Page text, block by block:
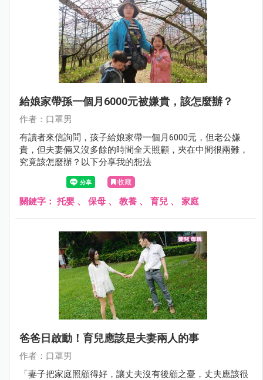
給娘家帶孫一個月6000元被嫌貴，該怎麼辦？
作者：口罩男
有讀者來信詢問，孩子給娘家帶一個月6000元，但老公嫌
貴，但夫妻倆又沒多餘的時間全天照顧，夾在中間很兩難，
究竟該怎麼辦？以下分享我的想法
收藏
關鍵字： 托嬰 、 保母 、 教養 、 育兒 、 家庭
爸爸日啟動！育兒應該是夫妻兩人的事
作者：口罩男
「妻子把家庭照顧得好，讓丈夫沒有後顧之憂，丈夫應該很